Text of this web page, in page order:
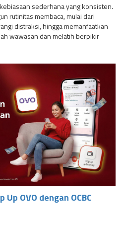
sederhana yang konsisten.
rutinitas membaca, mulai dari
distraksi, hingga memanfaatkan
wawasan dan melatih berpikir
OVO dengan OCBC